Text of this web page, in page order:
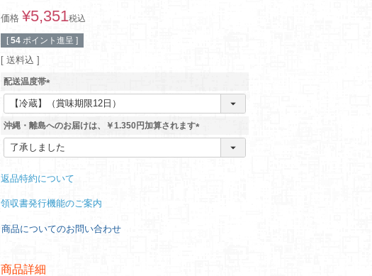
価格 ¥5,351税込
[ 54 ポイント進呈 ]
送料込
配送温度帯
(
必
須
)
沖縄・離島へのお届けは、￥1.350円加算されます
(
返品特約について
領収書発行機能のご案内
商品についてのお問い合わせ
商品詳細